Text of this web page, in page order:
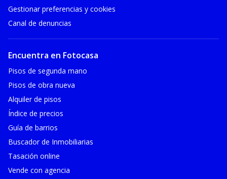
Gestionar preferencias y cookies
Canal de denuncias
Encuentra en Fotocasa
Pisos de segunda mano
Pisos de obra nueva
Alquiler de pisos
Índice de precios
Guía de barrios
Buscador de Inmobiliarias
Tasación online
Vende con agencia